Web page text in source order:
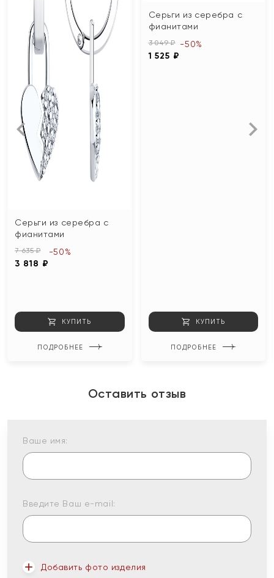
Серьги из серебра с
фианитами
7 635 ₽
3 818 ₽
-50%
КУПИТЬ
ПОДРОБНЕЕ
Серьги из серебра с
фианитами
3 049 ₽
1 525 ₽
-50%
КУПИТЬ
ПОДРОБНЕЕ
Оставить отзыв
Ваше имя:
Введите Ваш e-mail:
Добавить фото изделия